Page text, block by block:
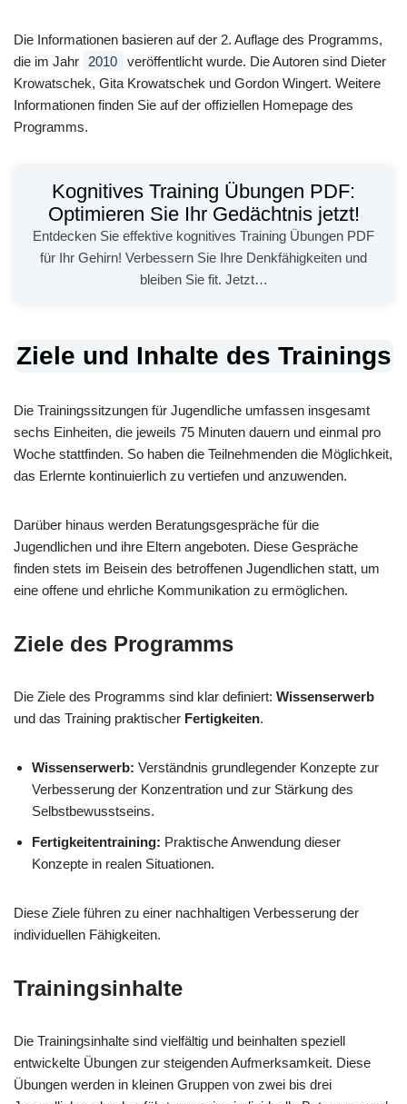
Die Informationen basieren auf der 2. Auflage des Programms,
die im Jahr
2010
veröffentlicht wurde. Die Autoren sind Dieter
Krowatschek, Gita Krowatschek und Gordon Wingert. Weitere
Informationen finden Sie auf der offiziellen Homepage des
Programms.
Kognitives Training Übungen PDF:
Optimieren Sie Ihr Gedächtnis jetzt!
Entdecken Sie effektive kognitives Training Übungen PDF
für Ihr Gehirn! Verbessern Sie Ihre Denkfähigkeiten und
bleiben Sie fit. Jetzt…
Ziele und Inhalte des Trainings
Die Trainingssitzungen für Jugendliche umfassen insgesamt
sechs Einheiten, die jeweils 75 Minuten dauern und einmal pro
Woche stattfinden. So haben die Teilnehmenden die Möglichkeit,
das Erlernte kontinuierlich zu vertiefen und anzuwenden.
Darüber hinaus werden Beratungsgespräche für die
Jugendlichen und ihre Eltern angeboten. Diese Gespräche
finden stets im Beisein des betroffenen Jugendlichen statt, um
eine offene und ehrliche Kommunikation zu ermöglichen.
Ziele des Programms
Die Ziele des Programms sind klar definiert: Wissenserwerb
und das Training praktischer Fertigkeiten.
Wissenserwerb: Verständnis grundlegender Konzepte zur
Verbesserung der Konzentration und zur Stärkung des
Selbstbewusstseins.
Fertigkeitentraining: Praktische Anwendung dieser
Konzepte in realen Situationen.
Diese Ziele führen zu einer nachhaltigen Verbesserung der
individuellen Fähigkeiten.
Trainingsinhalte
Die Trainingsinhalte sind vielfältig und beinhalten speziell
entwickelte Übungen zur steigenden Aufmerksamkeit. Diese
Übungen werden in kleinen Gruppen von zwei bis drei